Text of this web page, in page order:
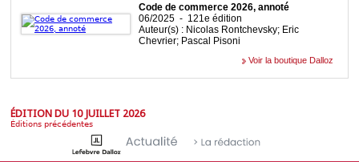
Code de commerce 2026, annoté
06/2025 - 121e édition
Auteur(s) : Nicolas Rontchevsky; Eric
Chevrier; Pascal Pisoni
Voir la boutique Dalloz
ÉDITION DU 10 JUILLET 2026
Éditions précédentes